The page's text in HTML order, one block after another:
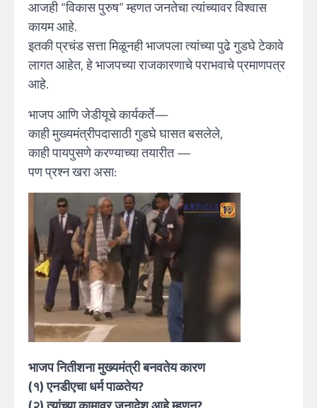
आजही “विकास पुरुष” म्हणत जनतेचा त्यांच्यावर विश्वास
कायम आहे.
इतकी प्रचंड सत्ता मिळूनही भाजपला त्यांच्या पुढे गुडघे टेकावे
लागत आहेत, हे भाजपच्या राजकारणाचे पराभवाचे प्रमाणपत्र
आहे.
भाजप आणि जेडीयूचे कार्यकर्ते—
काही मुख्यमंत्रीपदासाठी गुडघे घासत बसलेले,
काही पायपुसणे करण्याच्या तयारीत —
पण प्रश्न खरा असा:
भाजप नितीशना मुख्यमंत्री बनवतेय कारण
(१) एनडीएचा धर्म पाळतेय?